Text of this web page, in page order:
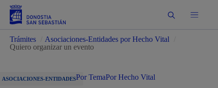
Buscar
Trámites Asociaciones-Entidades por Hecho Vital
Quiero organizar un evento
ASOCIACIONES-ENTIDADESPor TemaPor Hecho Vital